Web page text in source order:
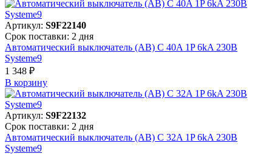
Артикул: S9F22140
Срок поставки: 2 дня
Автоматический выключатель (АВ) C 40A 1P 6kA 230В
Systeme9
1 348 ₽
В корзинy
Артикул: S9F22132
Срок поставки: 2 дня
Автоматический выключатель (АВ) C 32A 1P 6kA 230В
Systeme9